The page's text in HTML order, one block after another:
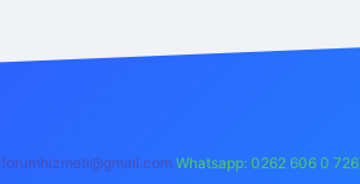
forumhizmeti@gmail.com Whatsapp: 0262 606 0 726